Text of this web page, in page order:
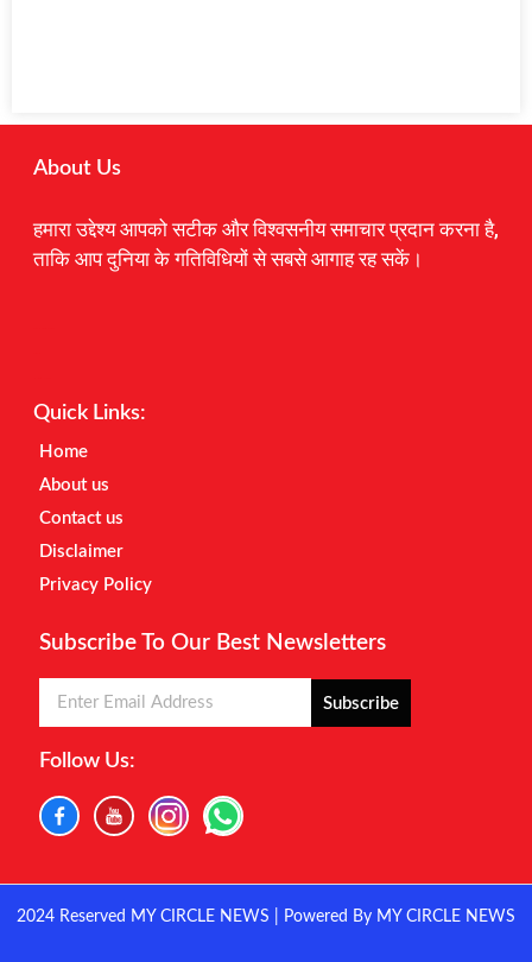
About Us
हमारा उद्देश्य आपको सटीक और विश्वसनीय समाचार प्रदान करना है,
ताकि आप दुनिया के गतिविधियों से सबसे आगाह रह सकें।
Quick Links:
Home
About us
Contact us
Disclaimer
Privacy Policy
Subscribe To Our Best Newsletters
Subscribe
Follow Us:
2024 Reserved MY CIRCLE NEWS | Powered By MY CIRCLE NEWS